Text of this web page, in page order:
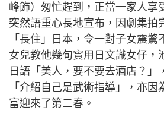
峰飾）匆忙趕到，正當一家人享
突然語重心長地宣布，因劇集拍
「長住」日本，令一對子女震
女兒教他幾句實用日文識女仔，
日語「美人，要不要去酒店？」
「介紹自己是武術指導」，亦
富迎來了第二春。